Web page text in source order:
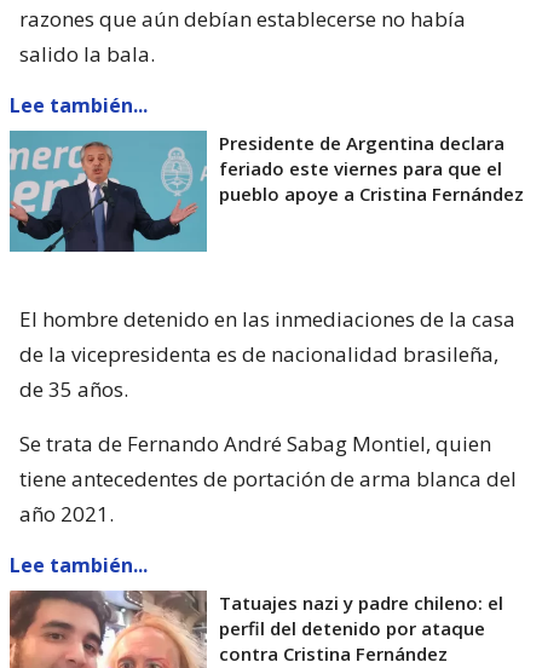
razones que aún debían establecerse no había
salido la bala.
Lee también...
Presidente de Argentina declara
feriado este viernes para que el
pueblo apoye a Cristina Fernández
El hombre detenido en las inmediaciones de la casa
de la vicepresidenta es de nacionalidad brasileña,
de 35 años.
Se trata de Fernando André Sabag Montiel, quien
tiene antecedentes de portación de arma blanca del
año 2021.
Lee también...
Tatuajes nazi y padre chileno: el
perfil del detenido por ataque
contra Cristina Fernández